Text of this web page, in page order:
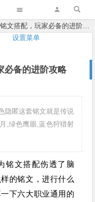
设置菜单
文搭配，玩家必备的进阶攻略
必备的进阶攻略
隐匿这套铭文就是传说
,绿色鹰眼,蓝色狩猎射
铭文搭配伤透了脑
的铭文，进行什么
下六大职业通用的